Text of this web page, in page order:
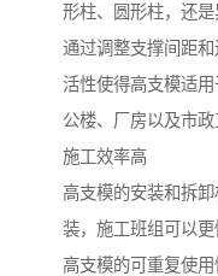
形柱、圆形柱，还
通过调整支撑间距
活性使得高支模适
公楼、厂房以及市政
施工效率高
高支模的安装和拆
装，施工班组可以更
高支模的可重复使用